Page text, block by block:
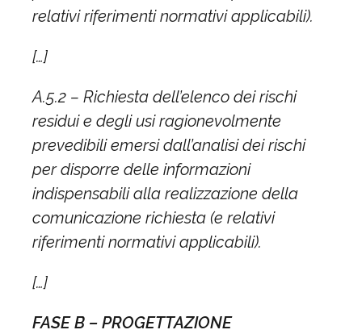
relativi riferimenti normativi applicabili).
[…]
A.5.2 – Richiesta dell’elenco dei rischi
residui e degli usi ragionevolmente
prevedibili emersi dall’analisi dei rischi
per disporre delle informazioni
indispensabili alla realizzazione della
comunicazione richiesta (e relativi
riferimenti normativi applicabili).
[…]
FASE B – PROGETTAZIONE